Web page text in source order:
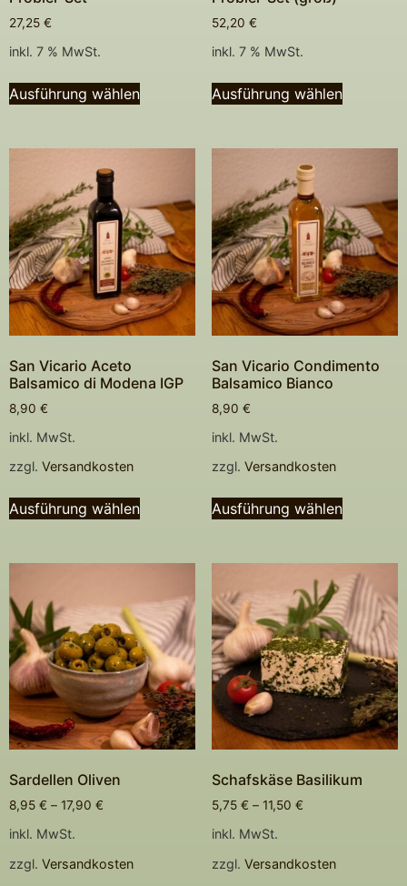
27,25 €
inkl. 7 % MwSt.
Ausführung wählen
52,20 €
inkl. 7 % MwSt.
Ausführung wählen
San Vicario Aceto
Balsamico di Modena IGP
8,90 €
inkl. MwSt.
zzgl. Versandkosten
Ausführung wählen
San Vicario Condimento
Balsamico Bianco
8,90 €
inkl. MwSt.
zzgl. Versandkosten
Ausführung wählen
Sardellen Oliven
8,95 € – 17,90 €
inkl. MwSt.
zzgl. Versandkosten
Schafskäse Basilikum
5,75 € – 11,50 €
inkl. MwSt.
zzgl. Versandkosten